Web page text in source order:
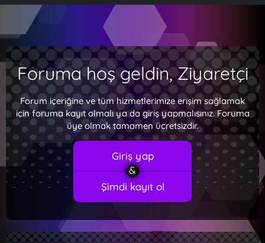
Foruma hoş geldin, Ziyaretçi
Forum içeriğine ve tüm hizmetlerimize erişim sağlamak
için foruma kayıt olmalı ya da giriş yapmalısınız. Foruma
üye olmak tamamen ücretsizdir.
Giriş yap
Şimdi kayıt ol